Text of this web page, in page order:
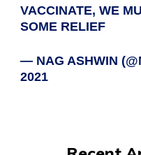
VACCINATE, WE
SOME RELIEF
— NAG ASHWIN
2021